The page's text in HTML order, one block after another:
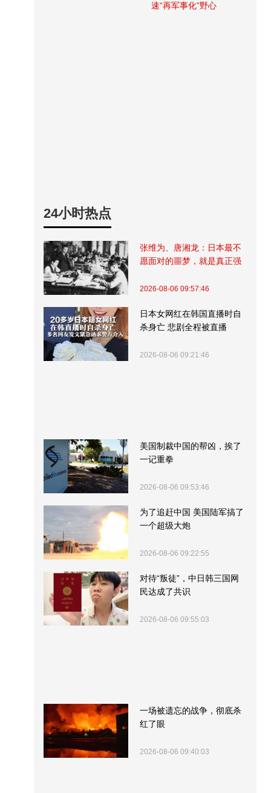
速“再军事化”野心
24小时热点
张维为、唐湘龙：日本最不
愿面对的噩梦，就是真正强
2026-08-06 09:57:46
日本女网红在韩国直播时自
杀身亡 悲剧全程被直播
2026-08-06 09:21:46
美国制裁中国的帮凶，挨了
一记重拳
2026-08-06 09:53:46
为了追赶中国 美国陆军搞了
一个超级大炮
2026-08-06 09:22:55
对待“叛徒”，中日韩三国网
民达成了共识
2026-08-06 09:55:03
一场被遗忘的战争，彻底杀
红了眼
2026-08-06 09:40:03